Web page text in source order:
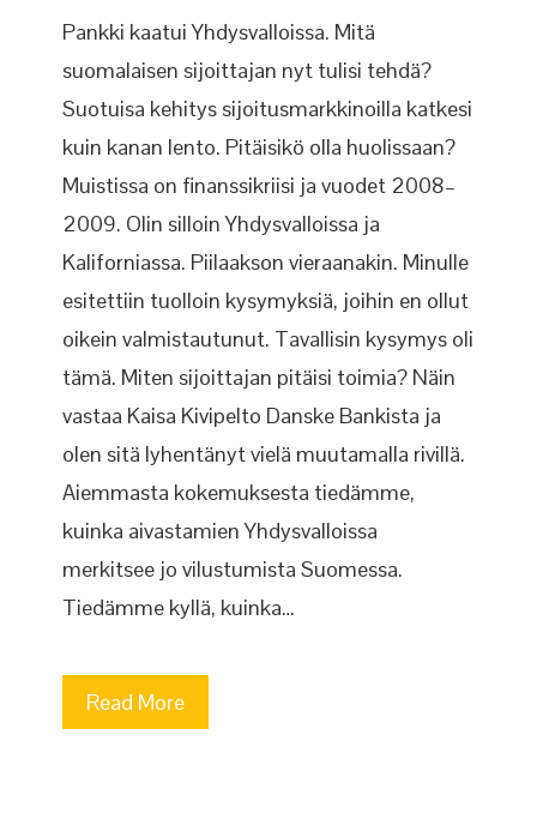
Pankki kaatui Yhdysvalloissa. Mitä
suomalaisen sijoittajan nyt tulisi tehdä?
Suotuisa kehitys sijoitusmarkkinoilla katkesi
kuin kanan lento. Pitäisikö olla huolissaan?
Muistissa on finanssikriisi ja vuodet 2008–
2009. Olin silloin Yhdysvalloissa ja
Kaliforniassa. Piilaakson vieraanakin. Minulle
esitettiin tuolloin kysymyksiä, joihin en ollut
oikein valmistautunut. Tavallisin kysymys oli
tämä. Miten sijoittajan pitäisi toimia? Näin
vastaa Kaisa Kivipelto Danske Bankista ja
olen sitä lyhentänyt vielä muutamalla rivillä.
Aiemmasta kokemuksesta tiedämme,
kuinka aivastamien Yhdysvalloissa
merkitsee jo vilustumista Suomessa.
Tiedämme kyllä, kuinka…
Read More